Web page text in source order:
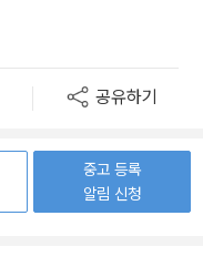
공유하기
중고 등록
알림 신청